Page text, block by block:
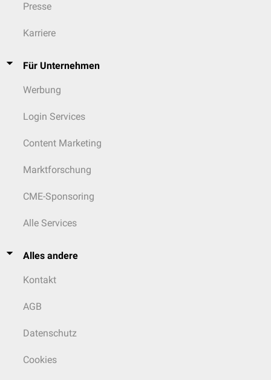
Presse
Karriere
Für Unternehmen
Werbung
Login Services
Content Marketing
Marktforschung
CME-Sponsoring
Alle Services
Alles andere
Kontakt
AGB
Datenschutz
Cookies